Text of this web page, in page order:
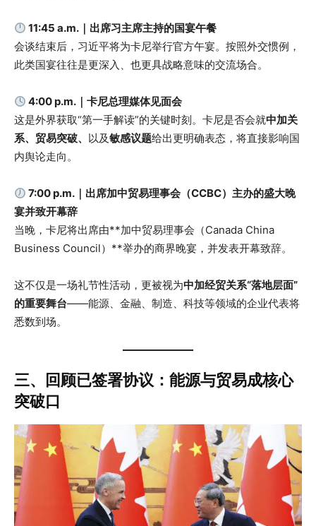
11:45 a.m.｜出席习主席主持的国宴午餐
会谈结束后，习近平将为卡尼举行官方午宴。按照外交惯例，
此类国宴往往是更深入、也更具战略意味的交流场合。
4:00 p.m.｜卡尼总理媒体见面会
这是外界获取“第一手解读”的关键时刻。卡尼是否会就中加关
系、贸易突破、 以及敏感议题给出更明确表态，将直接影响国
内舆论走向。
7:00 p.m.｜出席加中贸易理事会（CCBC）主办的盛大晚
宴并致开幕辞
当晚，卡尼将出席由**加中贸易理事会（Canada China
Business Council）**举办的商界晚宴，并发表开幕致辞。
这不仅是一场礼节性活动，更被视为中加经贸关系“落地层面”
的重要舞台——能源、金融、制造、科技等领域的企业代表将
悉数到场。
三、回顾已签署协议：能源与贸易成核心
突破口